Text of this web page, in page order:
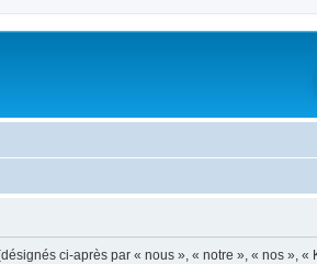
ci-après par « nous », « notre », « nos », «